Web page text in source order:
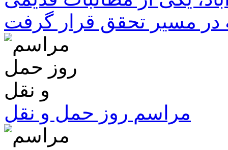
در مسیر تحقق قرار گرفت
مراسم روز حمل و نقل